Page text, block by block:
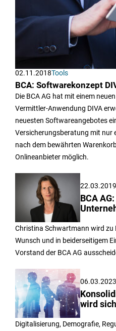
02.11.2018Tools
BCA: Softwarekonzept
Die BCA AG hat mit einem
Vermittler-Anwendung DIVA
neuesten Softwareangebotes
Versicherungsberatung mit nur
nach dem bewährten
Onlineanbieter möglich.
22.03.2019
BCA
Christina Schwartmann wird zu
Wunsch und in beiderseitigem
Vorstand der BCA AG
wird
Digitalisierung, Demografie,